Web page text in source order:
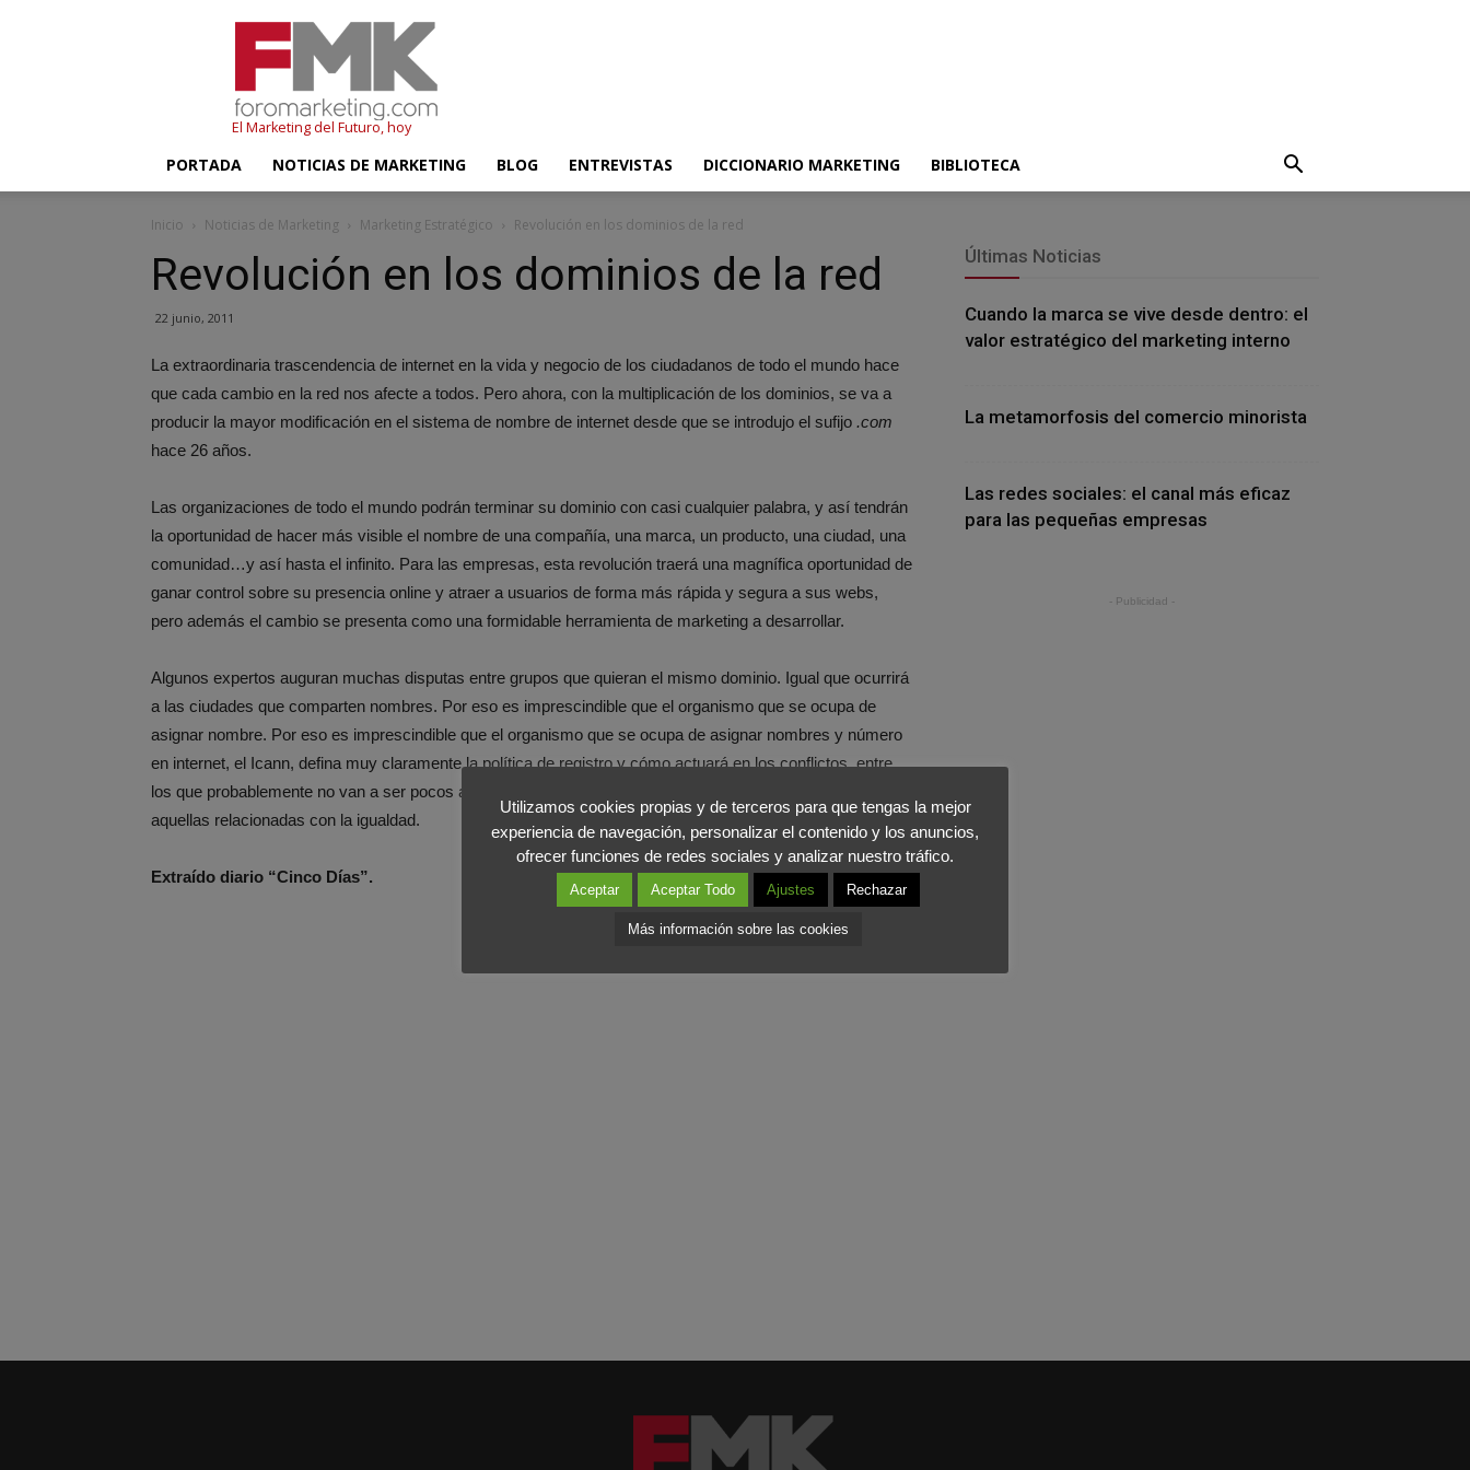
El Marketing del Futuro, hoy
PORTADA NOTICIAS DE MARKETING BLOG ENTREVISTAS DICCIONARIO MARKETING BIBLIOTECA
Inicio Noticias de Marketing Marketing Estratégico Revolución en los dominios de la red
Revolución en los dominios de la red
22 junio, 2011
La extraordinaria trascendencia de internet en la vida y negocio de los ciudadanos de todo el mundo hace
que cada cambio en la red nos afecte a todos. Pero ahora, con la multiplicación de los dominios, se va a
producir la mayor modificación en el sistema de nombre de internet desde que se introdujo el sufijo .com
hace 26 años.
Las organizaciones de todo el mundo podrán terminar su dominio con casi cualquier palabra, y así tendrán
la oportunidad de hacer más visible el nombre de una compañía, una marca, un producto, una ciudad, una
comunidad…y así hasta el infinito. Para las empresas, esta revolución traerá una magnífica oportunidad de
ganar control sobre su presencia online y atraer a usuarios de forma más rápida y segura a sus webs,
pero además el cambio se presenta como una formidable herramienta de marketing a desarrollar.
Algunos expertos auguran muchas disputas entre grupos que quieran el mismo dominio. Igual que ocurrirá
a las ciudades que comparten nombres. Por eso es imprescindible que el organismo que se ocupa de
asignar nombre. Por eso es imprescindible que el organismo que se ocupa de asignar nombres y número
en internet, el Icann, defina muy claramente la política de registro y cómo actuará en los conflictos, entre
los que probablemente no van a ser pocos aquellos que afecten a sensibilidades religiosas y, en general, a
aquellas relacionadas con la igualdad.
Extraído diario “Cinco Días”.
Últimas Noticias
Cuando la marca se vive desde dentro: el
valor estratégico del marketing interno
La metamorfosis del comercio minorista
Las redes sociales: el canal más eficaz
para las pequeñas empresas
- Publicidad -
Utilizamos cookies propias y de terceros para que tengas la mejor
experiencia de navegación, personalizar el contenido y los anuncios,
ofrecer funciones de redes sociales y analizar nuestro tráfico.
Aceptar Aceptar Todo Ajustes Rechazar
Más información sobre las cookies